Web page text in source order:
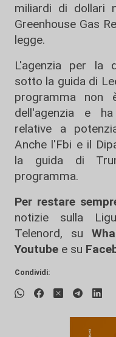
miliardi di dollari
Greenhouse Gas
legge.
L'agenzia per la
sotto la guida di
programma
dell'agenzia e
relative a
Anche l'Fbi e il
la guida di
programma.
Per restare
notizie sulla
Telenord, su
Youtube e su
Condividi: